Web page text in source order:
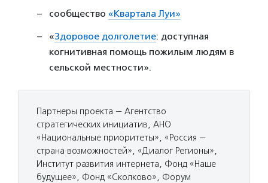
сообщество «Квартала Луи»
«Здоровое долголетие: доступная
когнитивная помощь пожилым людям в
сельской местности».
Партнеры проекта — Агентство
стратегических инициатив, АНО
«Национальные приоритеты», «Россия —
страна возможностей», «Диалог Регионы»,
Институт развития интернета, Фонд «Наше
будущее», Фонд «Сколково», Форум